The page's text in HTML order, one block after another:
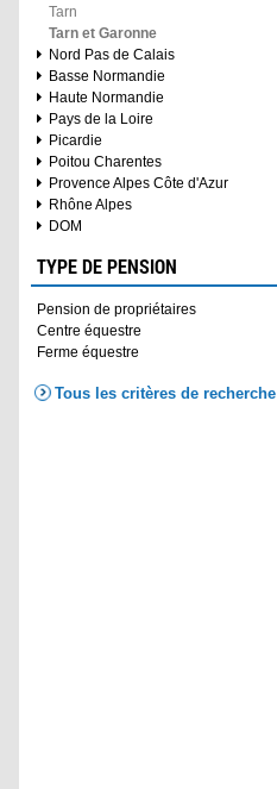
Tarn
Tarn et Garonne
Nord Pas de Calais
Basse Normandie
Haute Normandie
Pays de la Loire
Picardie
Poitou Charentes
Provence Alpes Côte d'Azur
Rhône Alpes
DOM
TYPE DE PENSION
Pension de propriétaires
Centre équestre
Ferme équestre
Tous les critères de recherche